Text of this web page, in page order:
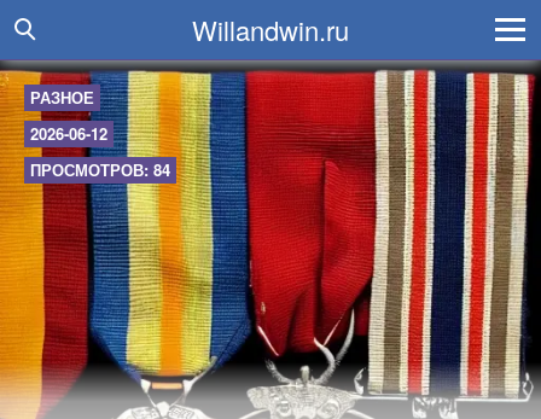
Willandwin.ru
РАЗНОЕ
2026-06-12
ПРОСМОТРОВ: 84